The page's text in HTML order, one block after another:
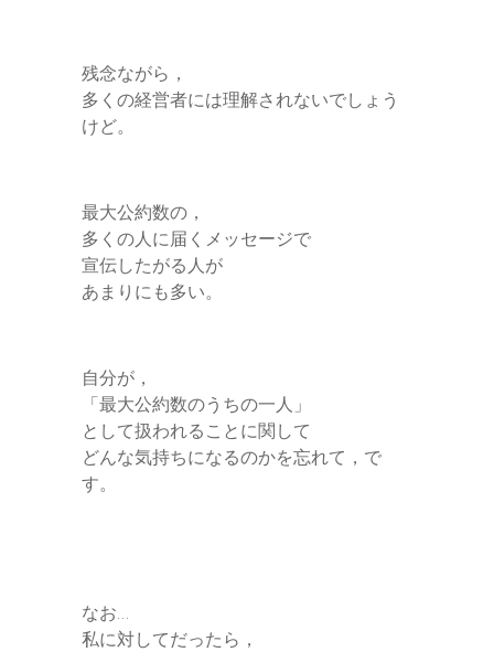
残念ながら，
多くの経営者には理解されないでしょう
けど。
最大公約数の，
多くの人に届くメッセージで
宣伝したがる人が
あまりにも多い。
自分が，
「最大公約数のうちの一人」
として扱われることに関して
どんな気持ちになるのかを忘れて，で
す。
なお…
私に対してだったら，